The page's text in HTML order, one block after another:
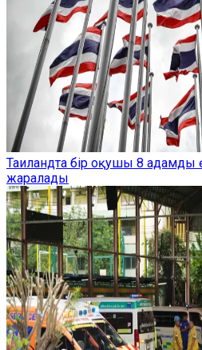
Таиландта бір оқушы 8 адамды
жаралады